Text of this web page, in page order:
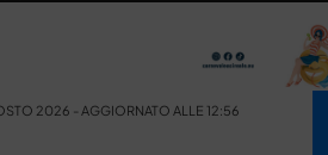
2026 - AGGIORNATO ALLE 12:56